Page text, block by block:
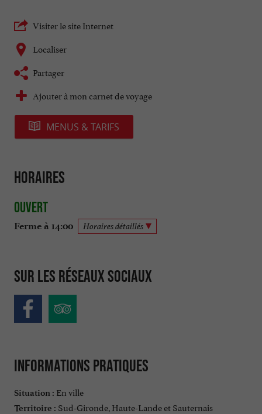
Visiter le site Internet
Localiser
Partager
Ajouter à mon carnet de voyage
MENUS & TARIFS
Horaires
Ouvert
Ferme à 14:00 Horaires détaillés
Sur les réseaux sociaux
Informations pratiques
Situation : En ville
Territoire : Sud-Gironde, Haute-Lande et Sauternais